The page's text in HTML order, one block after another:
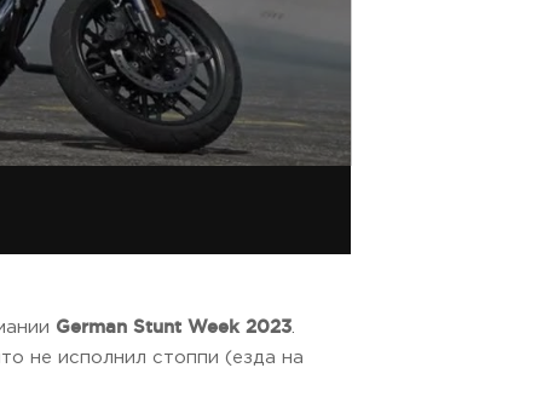
German Stunt Week 2023
не исполнил стоппи (езда на